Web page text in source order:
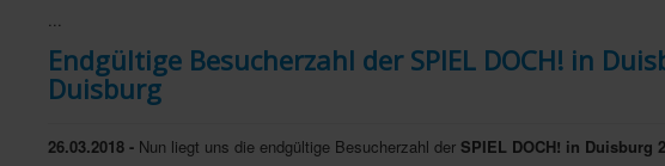
...
Endgültige Besucherzahl der SPIEL DOCH! in
Duisburg
26.03.2018 - Nun liegt uns die endgültige Besucherzahl der SPIEL DOCH! in Duisburg